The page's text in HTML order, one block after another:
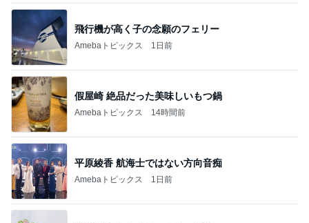
飛行機が高く子の念願のフェリー
Amebaトピックス 1日前
假屋崎 絶品だった美味しいもつ鍋
Amebaトピックス 14時間前
平原綾香 航海士ではない方向音痴
Amebaトピックス 1日前